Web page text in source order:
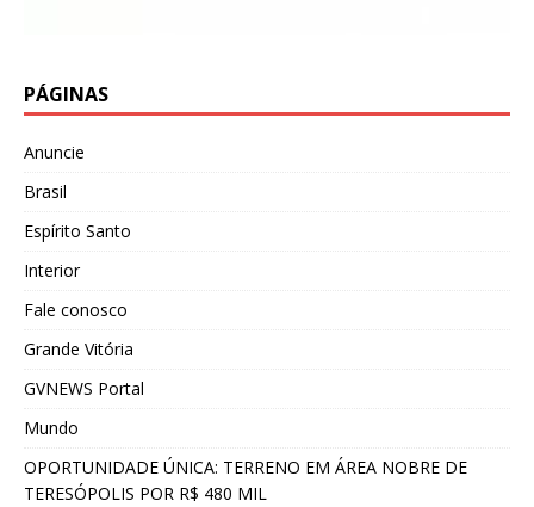
PÁGINAS
Anuncie
Brasil
Espírito Santo
Interior
Fale conosco
Grande Vitória
GVNEWS Portal
Mundo
OPORTUNIDADE ÚNICA: TERRENO EM ÁREA NOBRE DE
TERESÓPOLIS POR R$ 480 MIL